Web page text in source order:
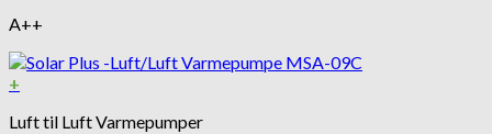
A++
+
Luft til Luft Varmepumper